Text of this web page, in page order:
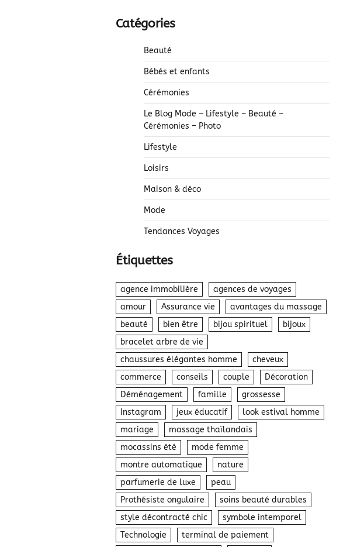
Catégories
Beauté
Bébés et enfants
Cérémonies
Le Blog Mode – Lifestyle – Beauté –
Cérémonies – Photo
Lifestyle
Loisirs
Maison & déco
Mode
Tendances Voyages
Étiquettes
agence immobilière
agences de voyages
amour
Assurance vie
avantages du massage
beauté
bien être bijou spirituel
bijoux
bracelet arbre de vie
chaussures élégantes homme
cheveux
commerce
conseils couple
Décoration
Déménagement
famille
grossesse
Instagram
jeux éducatif
look estival homme
mariage
massage thaïlandais
mocassins été
mode femme
montre automatique
nature
parfumerie de luxe
peau
Prothésiste ongulaire
soins beauté durables
style décontracté chic
symbole intemporel
Technologie
terminal de paiement